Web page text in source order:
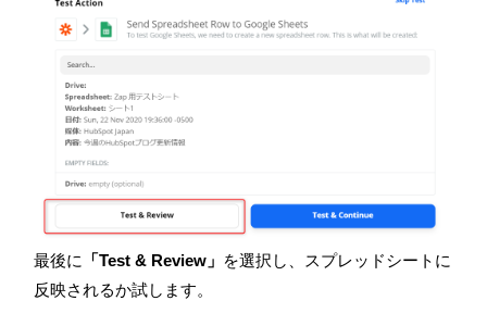
最後に 「Test & Review」 を選択し、スプレッドシートに
反映されるか試します。